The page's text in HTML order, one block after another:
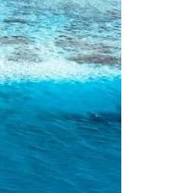
фактов о
биг-эйра
5 шагов
сетапу